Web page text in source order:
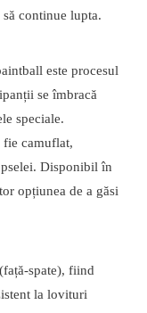
continue lupta.
este procesul
se îmbracă
speciale.
camuflat,
Disponibil în
opțiunea de a găsi
spate), fiind
la lovituri